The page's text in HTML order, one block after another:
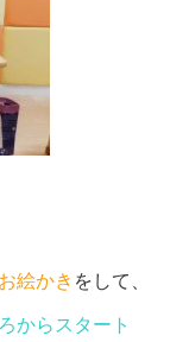
絵かき をして、
からスタート